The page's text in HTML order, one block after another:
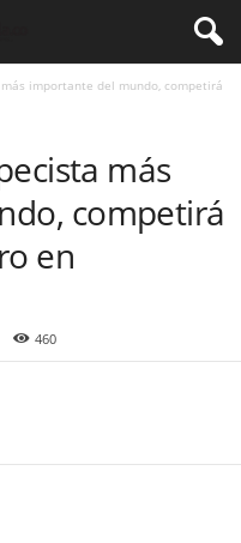
importante del mundo, competirá
más
competirá
en
460